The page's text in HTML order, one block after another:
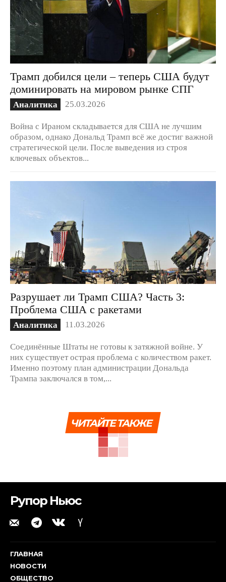
Трамп добился цели – теперь США будут
доминировать на мировом рынке СПГ
Аналитика 25.03.2026
Война с Ираном складывается для США не лучшим
образом, однако Дональд Трамп всё же достиг важной
стратегической цели. После выведения из строя
ключевых объектов...
Разрушает ли Трамп США? Часть 3:
Проблема США с ракетами
Аналитика 11.03.2026
Соединённые Штаты не готовы к затяжной войне. У
них существует острая проблема с количеством ракет.
Именно поэтому план администрации Дональда
Трампа заключался в том,...
ЧИТАЙТЕ ТАКЖЕ
Рупор Ньюс
ГЛАВНАЯ
НОВОСТИ
ОБЩЕСТВО